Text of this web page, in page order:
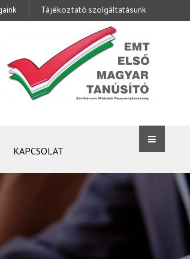
Tájékoztató szolgáltatásunk
KAPCSOLAT